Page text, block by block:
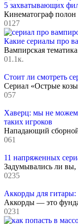
5 захватывающих
Кинематограф полон
0127
Какие сериалы про
Вампирская
01.1к.
Стоит ли смотреть
Сериал «Острые
057
Хаверц: мы не можем
таких игроков
Нападающий
061
11 напряженных
Задумывались ли вы,
0235
Аккорды для
Аккорды — это
0231